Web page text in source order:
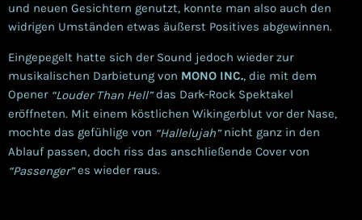
und neuen Gesichtern genutzt, konnte man also auch den
widrigen Umständen etwas äußerst Positives abgewinnen.
Eingepegelt hatte sich der Sound jedoch wieder zur
musikalischen Darbietung von MONO INC., die mit dem
Opener “Louder Than Hell”das Dark-Rock Spektakel
eröffneten. Mit einem köstlichen Wikingerblut vor der Nase,
mochte das gefühlige von “Hallelujah”nicht ganz in den
Ablauf passen, doch riss das anschließende Cover von
“Passenger”es wieder raus.